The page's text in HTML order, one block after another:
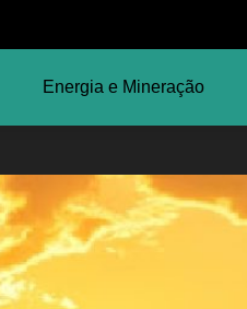
Energia e Mineração